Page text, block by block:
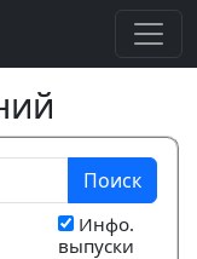
Поиск
Инфо.
выпуски